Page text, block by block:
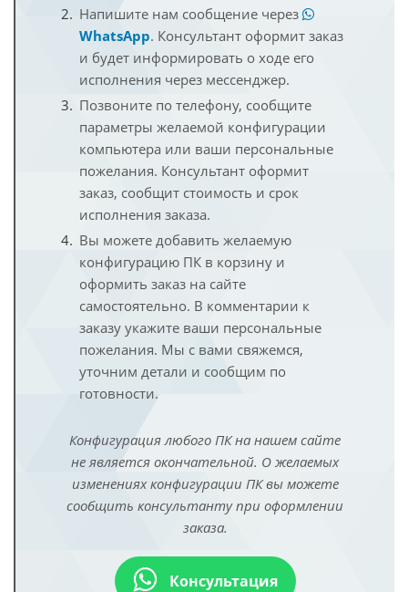
Напишите нам сообщение через
WhatsApp. Консультант оформит заказ
и будет информировать о ходе его
исполнения через мессенджер.
Позвоните по телефону, сообщите
параметры желаемой конфигурации
компьютера или ваши персональные
пожелания. Консультант оформит
заказ, сообщит стоимость и срок
исполнения заказа.
Вы можете добавить желаемую
конфигурацию ПК в корзину и
оформить заказ на сайте
самостоятельно. В комментарии к
заказу укажите ваши персональные
пожелания. Мы с вами свяжемся,
уточним детали и сообщим по
готовности.
Конфигурация любого ПК на нашем сайте
не является окончательной. О желаемых
изменениях конфигурации ПК вы можете
сообщить консультанту при оформлении
заказа.
Консультация